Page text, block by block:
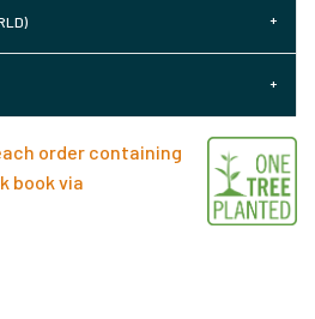
order containing
book via